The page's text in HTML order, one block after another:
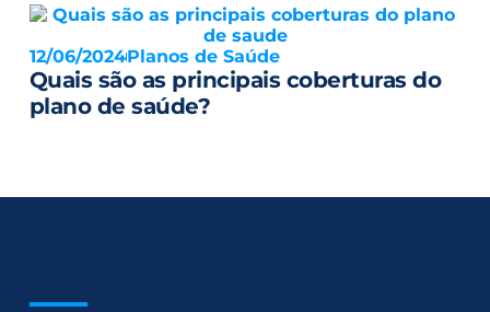
12/06/2024Planos de Saúde
Quais são as principais coberturas do
plano de saúde?